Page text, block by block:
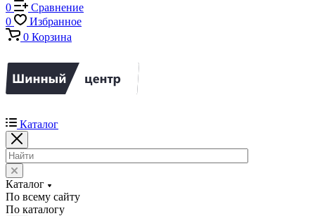
0
Сравнение
0
Избранное
0 Корзина
Каталог
Каталог
По всему сайту
По каталогу